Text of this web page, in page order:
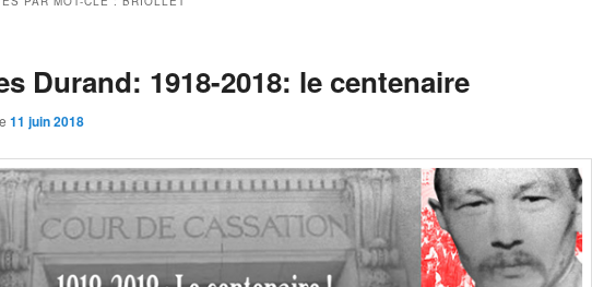
Durand: 1918-2018: le centenaire
11 juin 2018